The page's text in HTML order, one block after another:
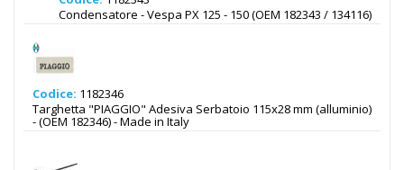
Condensatore - Vespa PX 125 - 150 (OEM 182343 / 134116)
Codice: 1182346
Targhetta "PIAGGIO" Adesiva Serbatoio 115x28 mm (alluminio)
- (OEM 182346) - Made in Italy